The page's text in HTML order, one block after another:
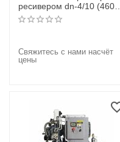
ресивером dn-4/10 (460 л/
мин, 4 квт) dali
Свяжитесь с нами насчёт
цены